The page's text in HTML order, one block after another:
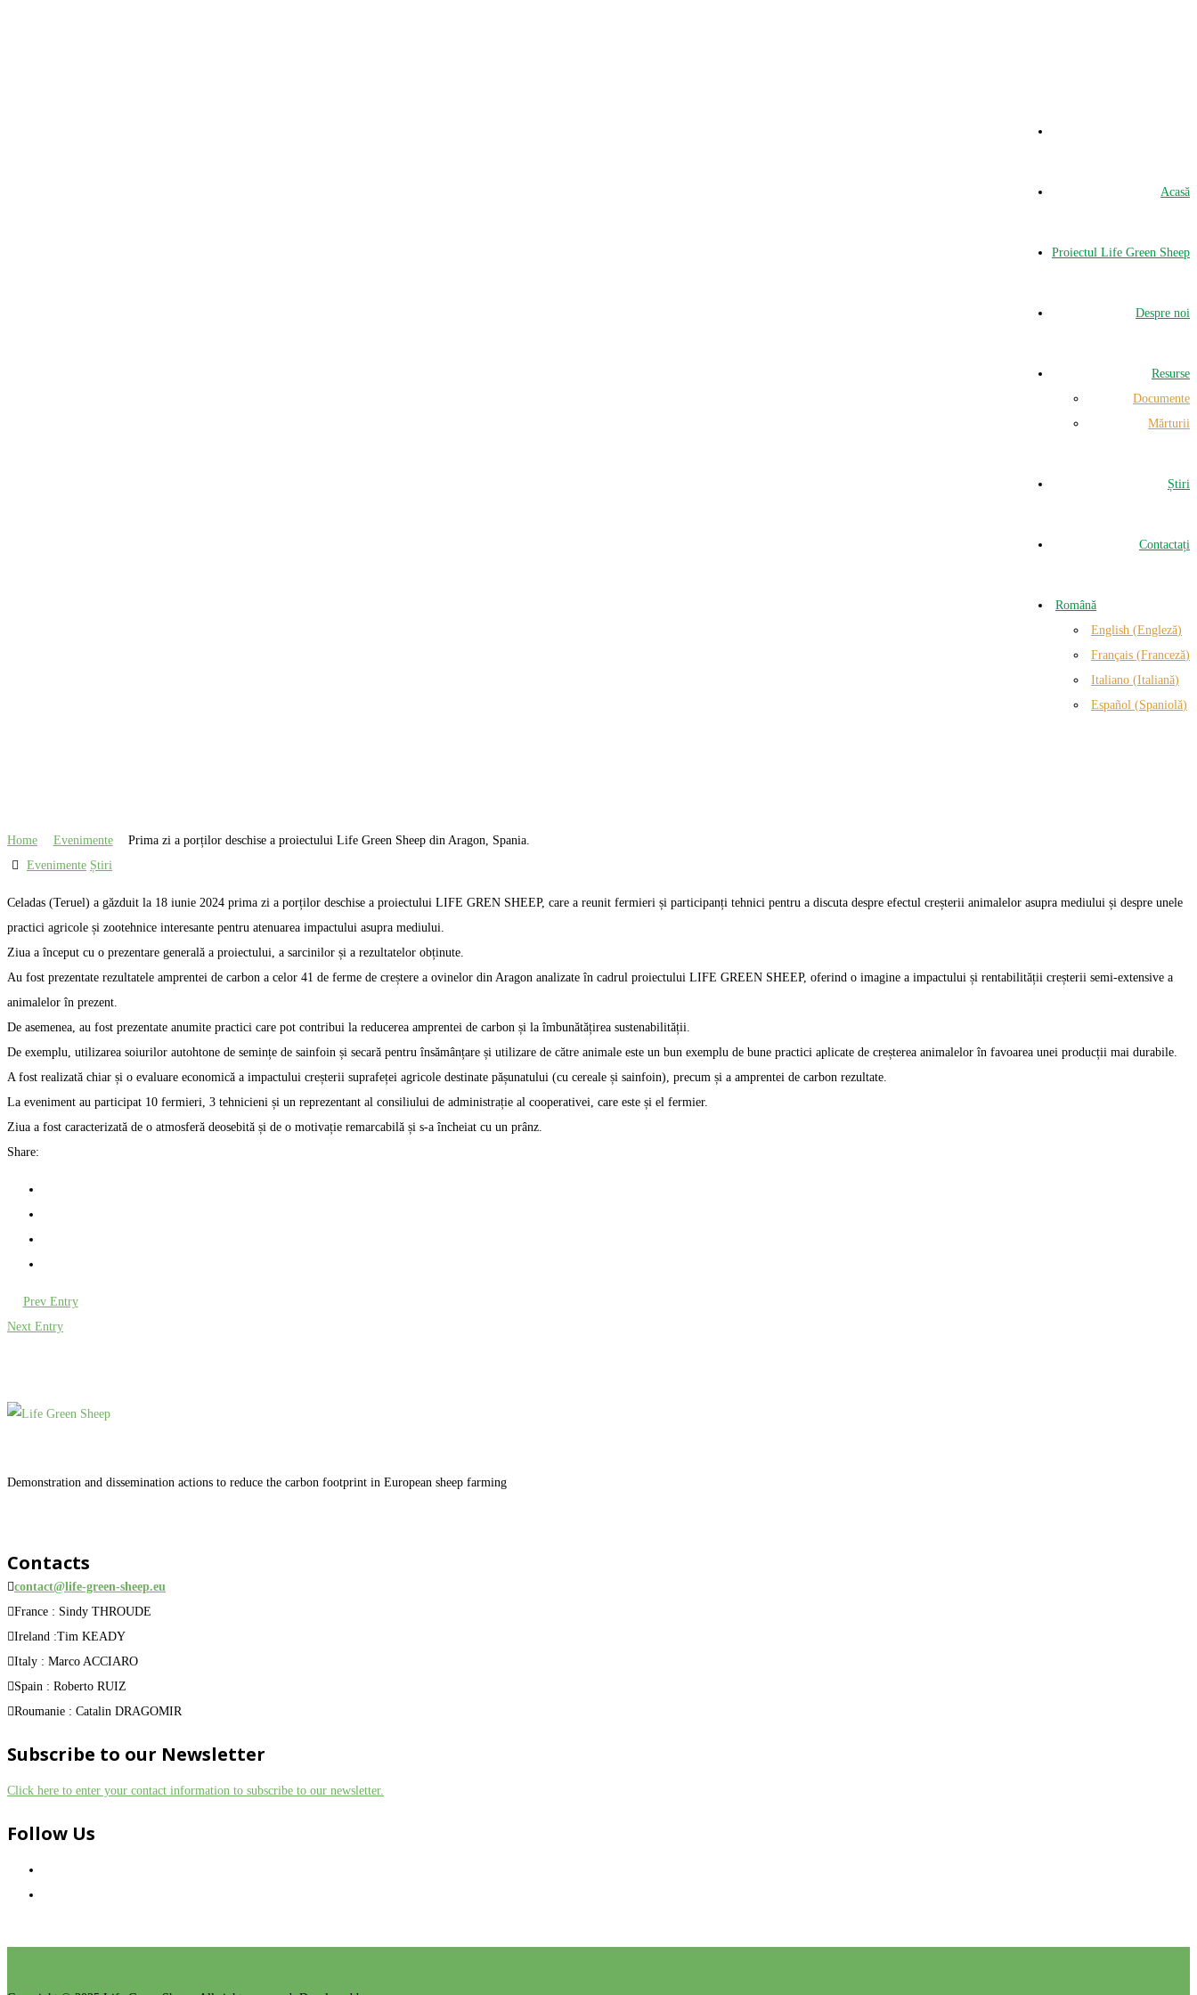
Acasă
Proiectul Life Green Sheep
Despre noi
Resurse
Documente
Mărturii
Știri
Contactați
Română
English (Engleză)
Français (Franceză)
Italiano (Italiană)
Español (Spaniolă)
Home Evenimente
Prima zi a porților deschise a proiectului Life Green Sheep din Aragon, Spania.
Evenimente Știri
Celadas (Teruel) a găzduit la 18 iunie 2024 prima zi a porților deschise a proiectului LIFE GREN SHEEP, care a reunit fermieri și participanți tehnici pentru a discuta despre efectul creșterii animalelor asupra mediului și despre unele
practici agricole și zootehnice interesante pentru atenuarea impactului asupra mediului.
Ziua a început cu o prezentare generală a proiectului, a sarcinilor și a rezultatelor obținute.
Au fost prezentate rezultatele amprentei de carbon a celor 41 de ferme de creștere a ovinelor din Aragon analizate în cadrul proiectului LIFE GREEN SHEEP, oferind o imagine a impactului și rentabilității creșterii semi-extensive a
animalelor în prezent.
De asemenea, au fost prezentate anumite practici care pot contribui la reducerea amprentei de carbon și la îmbunătățirea sustenabilității.
De exemplu, utilizarea soiurilor autohtone de semințe de sainfoin și secară pentru însămânțare și utilizare de către animale este un bun exemplu de bune practici aplicate de creșterea animalelor în favoarea unei producții mai durabile.
A fost realizată chiar și o evaluare economică a impactului creșterii suprafeței agricole destinate pășunatului (cu cereale și sainfoin), precum și a amprentei de carbon rezultate.
La eveniment au participat 10 fermieri, 3 tehnicieni și un reprezentant al consiliului de administrație al cooperativei, care este și el fermier.
Ziua a fost caracterizată de o atmosferă deosebită și de o motivație remarcabilă și s-a încheiat cu un prânz.
Share:
Prev Entry
Next Entry
Demonstration and dissemination actions to reduce the carbon footprint in European sheep farming
Contacts
contact@life-green-sheep.eu
France : Sindy THROUDE
Ireland :Tim KEADY
Italy : Marco ACCIARO
Spain : Roberto RUIZ
Roumanie : Catalin DRAGOMIR
Subscribe to our Newsletter
Click here to enter your contact information to subscribe to our newsletter.
Follow Us